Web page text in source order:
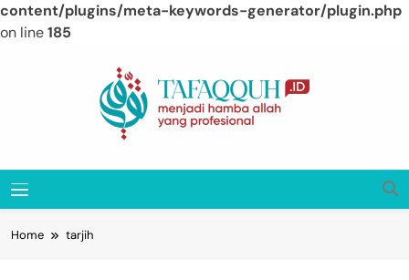
content/plugins/meta-keywords-generator/plugin.php
on line185
Tafaqquh.ID
Home tarjih